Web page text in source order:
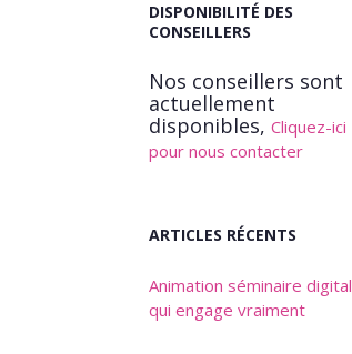
DISPONIBILITÉ DES
CONSEILLERS
Nos conseillers sont
actuellement
disponibles, Cliquez-ici
pour nous contacter
ARTICLES RÉCENTS
Animation séminaire digital
qui engage vraiment